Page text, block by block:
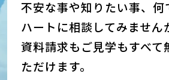
不安な事や知りたい事、何
ハートに相談してみません
資料請求もご見学もすべて
ただけます。